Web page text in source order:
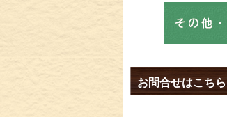
お問合せはこちら